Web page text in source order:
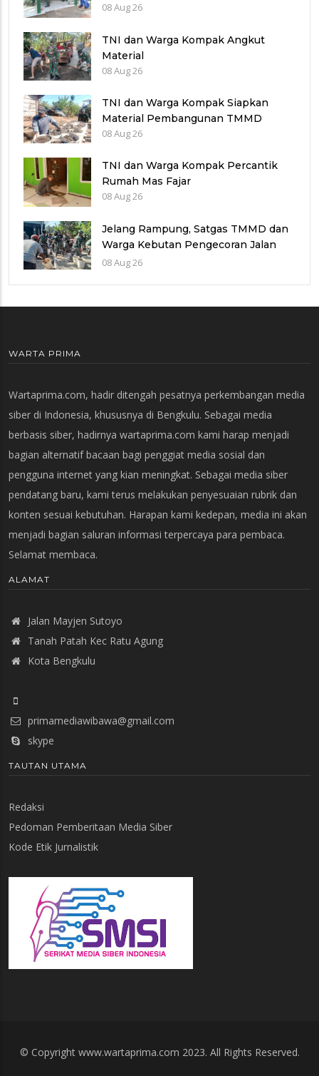
08 Aug 26
TNI dan Warga Kompak Angkut
Material
08 Aug 26
TNI dan Warga Kompak Siapkan
Material Pembangunan TMMD
08 Aug 26
TNI dan Warga Kompak Percantik
Rumah Mas Fajar
08 Aug 26
Jelang Rampung, Satgas TMMD dan
Warga Kebutan Pengecoran Jalan
Desa Cukil
08 Aug 26
WARTA PRIMA
Wartaprima.com, hadir ditengah pesatnya perkembangan media
siber di Indonesia, khususnya di Bengkulu. Sebagai media
berbasis siber, hadirnya wartaprima.com kami harap menjadi
bagian alternatif bacaan bagi penggiat media sosial dan
pengguna internet yang kian meningkat. Sebagai media siber
pendatang baru, kami terus melakukan penyesuaian rubrik dan
konten sesuai kebutuhan. Harapan kami kedepan, media ini akan
menjadi bagian saluran informasi terpercaya para pembaca.
Selamat membaca.
ALAMAT
Jalan Mayjen Sutoyo
Tanah Patah Kec Ratu Agung
Kota Bengkulu
primamediawibawa@gmail.com
skype
TAUTAN UTAMA
Redaksi
Pedoman Pemberitaan Media Siber
Kode Etik Jurnalistik
© Copyright www.wartaprima.com 2023. All Rights Reserved.